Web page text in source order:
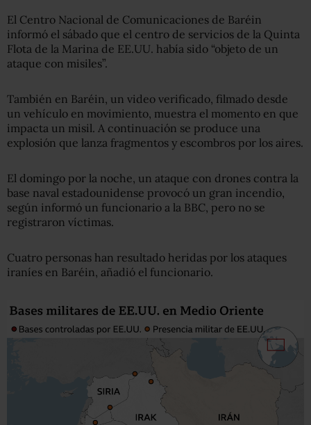
El Centro Nacional de Comunicaciones de Baréin
informó el sábado que el centro de servicios de la Quinta
Flota de la Marina de EE.UU. había sido “objeto de un
ataque con misiles”.
También en Baréin, un video verificado, filmado desde
un vehículo en movimiento, muestra el momento en que
impacta un misil. A continuación se produce una
explosión que lanza fragmentos y escombros por los aires.
El domingo por la noche, un ataque con drones contra la
base naval estadounidense provocó un gran incendio,
según informó un funcionario a la BBC, pero no se
registraron víctimas.
Cuatro personas han resultado heridas por los ataques
iraníes en Baréin, añadió el funcionario.